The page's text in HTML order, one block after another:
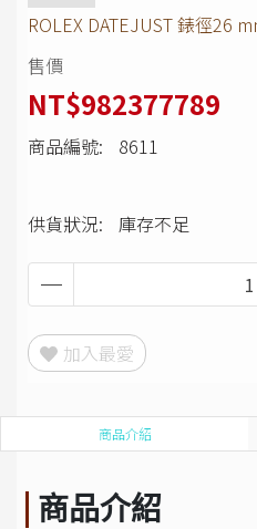
ROLEX DATEJUST 錶徑26
售價
NT$982377789
商品編號: 8611
供貨狀況: 庫存不足
加入最愛
商品介紹
商品介紹